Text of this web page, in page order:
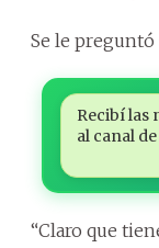
Se le preguntó
Recibí las
al canal
“Claro que